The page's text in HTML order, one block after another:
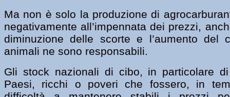
Ma non è solo la produzione di
negativamente all’impennata dei prezzi,
diminuzione delle scorte e l’aumento del
animali ne sono responsabili.
Gli stock nazionali di cibo, in particolare
Paesi, ricchi o poveri che fossero, in